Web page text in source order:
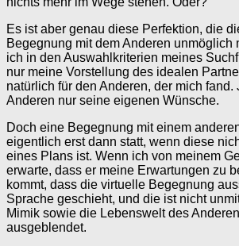
Es ist aber genau diese Perfektion, die
Begegnung mit dem Anderen unmöglich
ich in den Auswahlkriterien meines
nur meine Vorstellung des idealen
natürlich für den Anderen, der mich fand.
Anderen nur seine eigenen Wünsche.
Doch eine Begegnung mit einem
eigentlich erst dann statt, wenn diese
eines Plans ist. Wenn ich von meinem
erwarte, dass er meine Erwartungen zu
kommt, dass die virtuelle Begegnung
Sprache geschieht, und die ist nicht
Mimik sowie die Lebenswelt des
ausgeblendet.